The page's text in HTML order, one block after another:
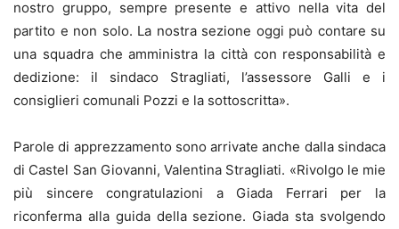
nostro gruppo, sempre presente e attivo nella vita del
partito e non solo. La nostra sezione oggi può contare su
una squadra che amministra la città con responsabilità e
dedizione: il sindaco Stragliati, l’assessore Galli e i
consiglieri comunali Pozzi e la sottoscritta».
Parole di apprezzamento sono arrivate anche dalla sindaca
di Castel San Giovanni, Valentina Stragliati. «Rivolgo le mie
più sincere congratulazioni a Giada Ferrari per la
riconferma alla guida della sezione. Giada sta svolgendo